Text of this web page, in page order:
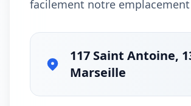
facilement notre emplacement
117 Saint Antoine,
Marseille